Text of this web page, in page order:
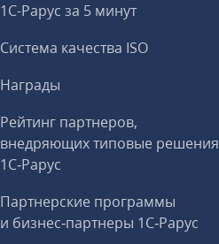
1С-Рарус за 5 минут
Система качества ISO
Награды
Рейтинг партнеров,
внедряющих типовые решения
1С‑Рарус
Партнерские программы
и бизнес‑партнеры 1С‑Рарус